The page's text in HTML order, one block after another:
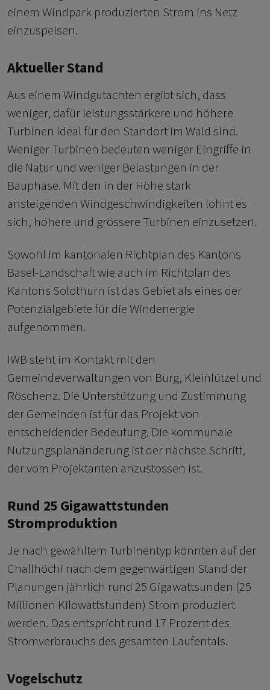
einem Windpark produzierten Strom ins Netz
einzuspeisen.
Aktueller Stand
Aus einem Windgutachten ergibt sich, dass
weniger, dafür leistungsstärkere und höhere
Turbinen ideal für den Standort im Wald sind.
Weniger Turbinen bedeuten weniger Eingriffe in
die Natur und weniger Belastungen in der
Bauphase. Mit den in der Höhe stark
ansteigenden Windgeschwindigkeiten lohnt es
sich, höhere und grössere Turbinen einzusetzen.
Sowohl im kantonalen Richtplan des Kantons
Basel-Landschaft wie auch im Richtplan des
Kantons Solothurn ist das Gebiet als eines der
Potenzialgebiete für die Windenergie
aufgenommen.
IWB steht im Kontakt mit den
Gemeindeverwaltungen von Burg, Kleinlützel und
Röschenz. Die Unterstützung und Zustimmung
der Gemeinden ist für das Projekt von
entscheidender Bedeutung. Die kommunale
Nutzungsplanänderung ist der nächste Schritt,
der vom Projektanten anzustossen ist.
Rund 25 Gigawattstunden
Stromproduktion
Je nach gewähltem Turbinentyp könnten auf der
Challhöchi nach dem gegenwärtigen Stand der
Planungen jährlich rund 25 Gigawattsunden (25
Millionen Kilowattstunden) Strom produziert
werden. Das entspricht rund 17 Prozent des
Stromverbrauchs des gesamten Laufentals.
Vogelschutz